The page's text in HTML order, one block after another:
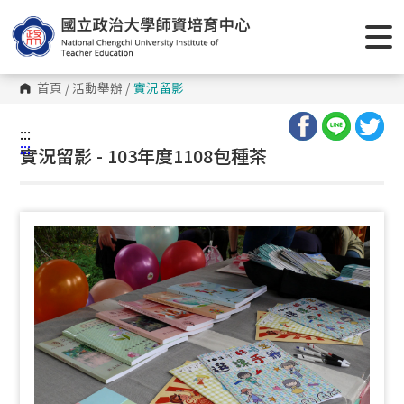
到
主
要
內
容
區 首頁 /活動舉辦 / 實況留影
:::
:::
實況留影 - 103年度1108包種茶